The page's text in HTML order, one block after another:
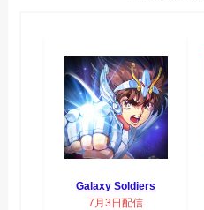
Galaxy Soldiers
7月3日配信